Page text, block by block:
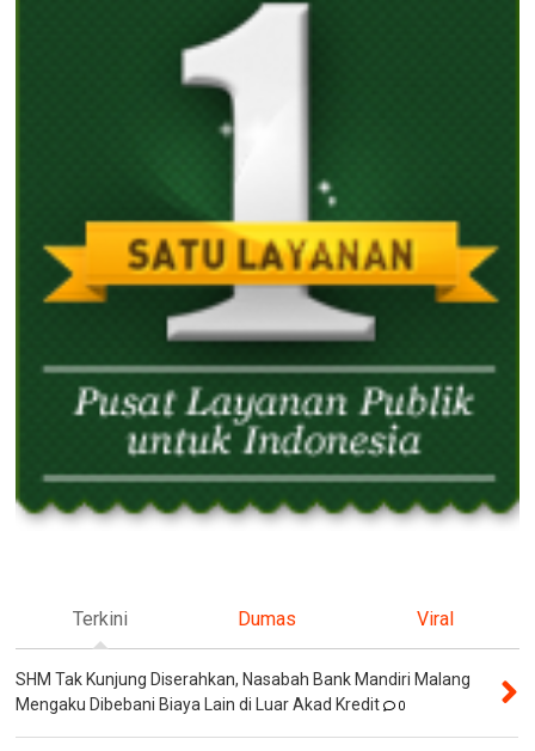
Terkini Dumas Viral
SHM Tak Kunjung Diserahkan, Nasabah Bank Mandiri Malang
Mengaku Dibebani Biaya Lain di Luar Akad Kredit
0